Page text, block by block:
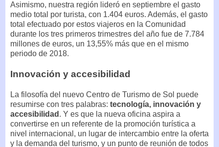
Asimismo, nuestra región lideró en septiembre el gasto
medio total por turista, con 1.404 euros. Además, el gasto
total efectuado por estos viajeros en la Comunidad
durante los tres primeros trimestres del año fue de 7.784
millones de euros, un 13,55% más que en el mismo
periodo de 2018.
Innovación y accesibilidad
La filosofía del nuevo Centro de Turismo de Sol puede
resumirse con tres palabras: tecnología, innovación y
accesibilidad . Y es que la nueva oficina aspira a
convertirse en un referente de la promoción turística a
nivel internacional, un lugar de intercambio entre la oferta
y la demanda del turismo, y un punto de reunión de todos